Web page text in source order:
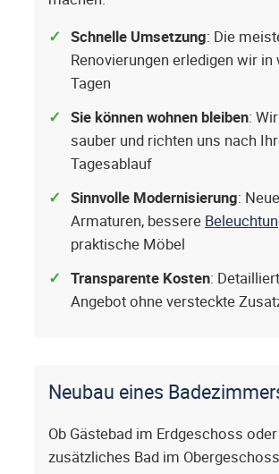
Schnelle Umsetzung: Die
Renovierungen erledigen wir in
Tagen
Sie können wohnen bleiben:
sauber und richten uns nach
Tagesablauf
Sinnvolle Modernisierung: Neue
Armaturen, bessere
praktische Möbel
Transparente Kosten:
Angebot ohne versteckte
Neubau eines
Ob Gästebad im Erdgeschoss oder
zusätzliches Bad im